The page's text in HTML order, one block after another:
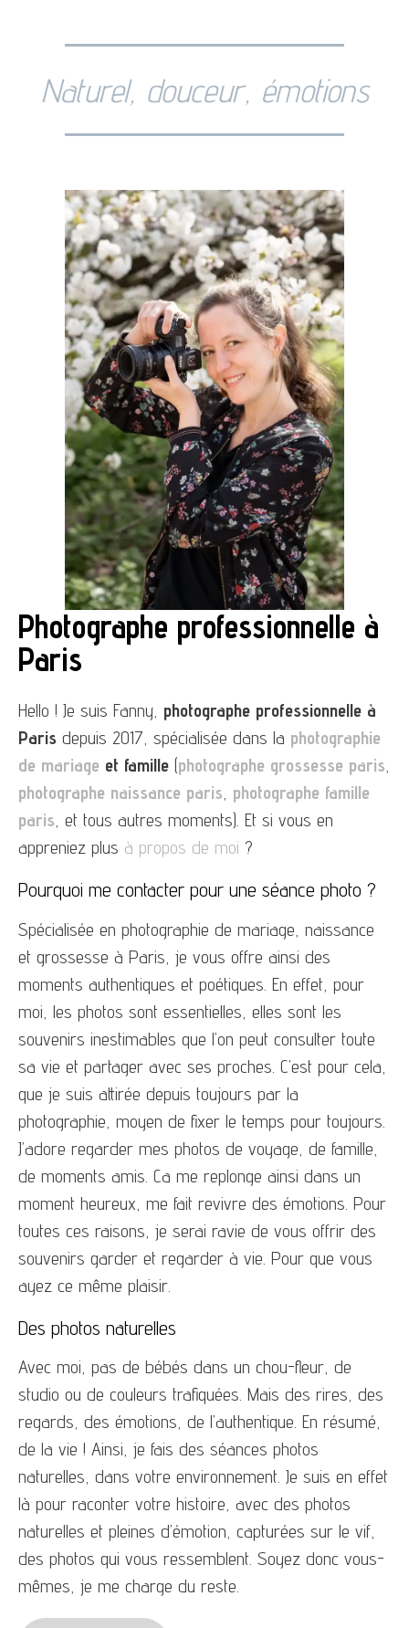
Naturel, douceur, émotions
Photographe professionnelle à
Paris
Hello ! Je suis Fanny, photographe professionnelle à
Paris depuis 2017, spécialisée dans la photographie
de mariage et famille (photographe grossesse paris,
photographe naissance paris, photographe famille
paris, et tous autres moments). Et si vous en
appreniez plus à propos de moi ?
Pourquoi me contacter pour une séance photo ?
Spécialisée en photographie de mariage, naissance
et grossesse à Paris, je vous offre ainsi des
moments authentiques et poétiques. En effet, pour
moi, les photos sont essentielles, elles sont les
souvenirs inestimables que l’on peut consulter toute
sa vie et partager avec ses proches. C’est pour cela,
que je suis attirée depuis toujours par la
photographie, moyen de fixer le temps pour toujours.
J’adore regarder mes photos de voyage, de famille,
de moments amis. Ca me replonge ainsi dans un
moment heureux, me fait revivre des émotions. Pour
toutes ces raisons, je serai ravie de vous offrir des
souvenirs garder et regarder à vie. Pour que vous
ayez ce même plaisir.
Des photos naturelles
Avec moi, pas de bébés dans un chou-fleur, de
studio ou de couleurs trafiquées. Mais des rires, des
regards, des émotions, de l’authentique. En résumé,
de la vie ! Ainsi, je fais des séances photos
naturelles, dans votre environnement. Je suis en effet
là pour raconter votre histoire, avec des photos
naturelles et pleines d’émotion, capturées sur le vif,
des photos qui vous ressemblent. Soyez donc vous-
mêmes, je me charge du reste.